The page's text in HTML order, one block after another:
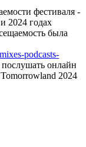
фестиваля -
2024 годах
была
podcasts-
онлайн
2024